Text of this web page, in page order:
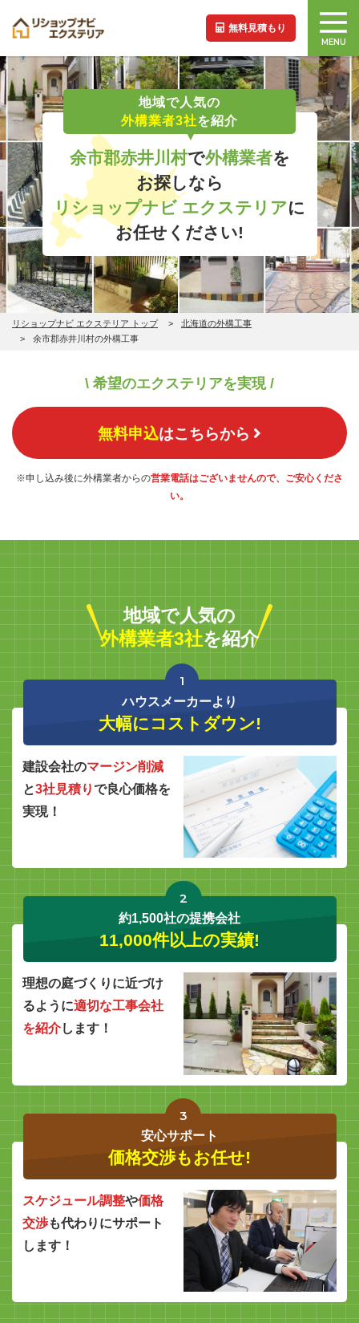
無料見積もり
MENU
地域で人気の
外構業者3社を紹介
余市郡赤井川村で外構業者を
お探しなら
リショップナビ エクステリアに
お任せください!
リショップナビ エクステリア トップ
北海道の外構工事
余市郡赤井川村の外構工事
\ 希望のエクステリアを実現 /
無料申込はこちらから
※申し込み後に外構業者からの営業電話はございませんので、ご安心くださ
い。
地域で人気の
外構業者3社を紹介
1
ハウスメーカーより
大幅にコストダウン!
建設会社のマージン削減
と3社見積りで良心価格を
実現！
2
約1,500社の提携会社
11,000件以上の実績!
理想の庭づくりに近づけ
るように適切な工事会社
を紹介します！
3
安心サポート
価格交渉もお任せ!
スケジュール調整や価格
交渉も代わりにサポート
します！